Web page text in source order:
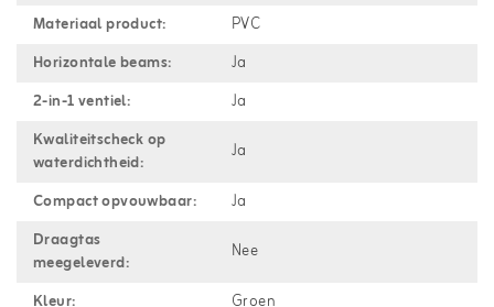
Materiaal product:
PVC
Horizontale beams:
Ja
2-in-1 ventiel:
Ja
Kwaliteitscheck op
waterdichtheid:
Ja
Compact opvouwbaar:
Ja
Draagtas
meegeleverd:
Nee
Kleur:
Groen